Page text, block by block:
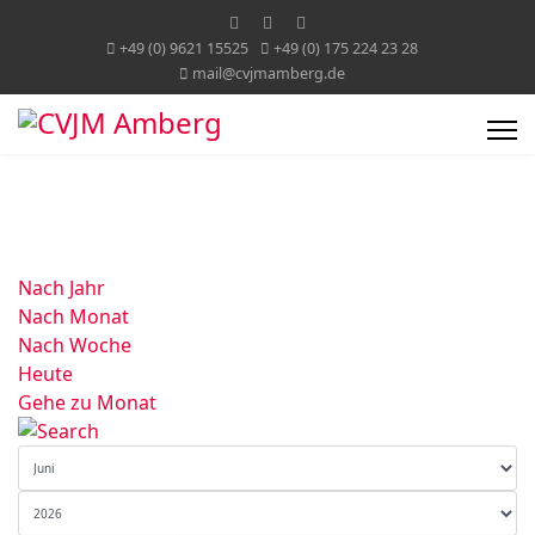
+49 (0) 9621 15525
+49 (0) 175 224 23 28
mail@cvjmamberg.de
Nach Jahr
Nach Monat
Nach Woche
Heute
Gehe zu Monat